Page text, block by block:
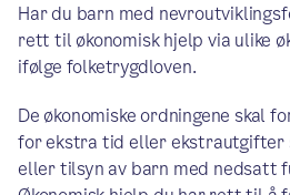
Har du barn med
rett til økonomisk hjelp via ulike
ifølge folketrygdloven.
De økonomiske ordningene skal
for ekstra tid eller ekstrautgifter
eller tilsyn av barn med nedsatt